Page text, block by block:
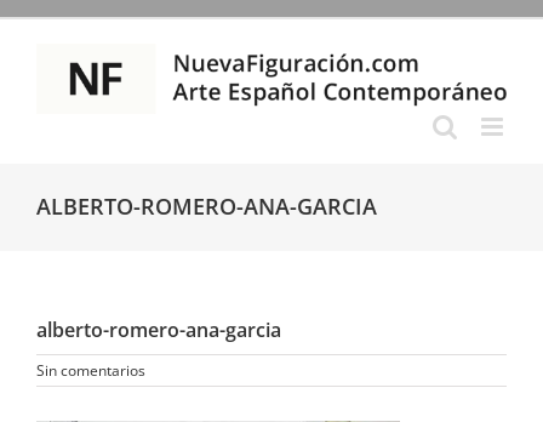
Saltar
contenido
ALBERTO-ROMERO-ANA-GARCIA
alberto-romero-ana-garcia
Sin comentarios